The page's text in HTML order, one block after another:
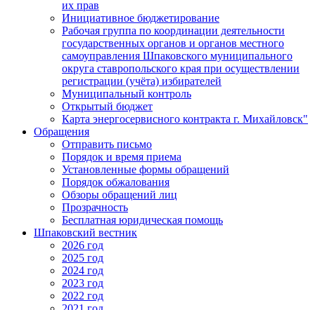
их прав
Инициативное бюджетирование
Рабочая группа по координации деятельности
государственных органов и органов местного
самоуправления Шпаковского муниципального
округа ставропольского края при осуществлении
регистрации (учёта) избирателей
Муниципальный контроль
Открытый бюджет
Карта энергосервисного контракта г. Михайловск"
Обращения
Отправить письмо
Порядок и время приема
Установленные формы обращений
Порядок обжалования
Обзоры обращений лиц
Прозрачность
Бесплатная юридическая помощь
Шпаковский вестник
2026 год
2025 год
2024 год
2023 год
2022 год